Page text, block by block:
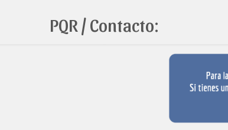
PQR / Contacto: